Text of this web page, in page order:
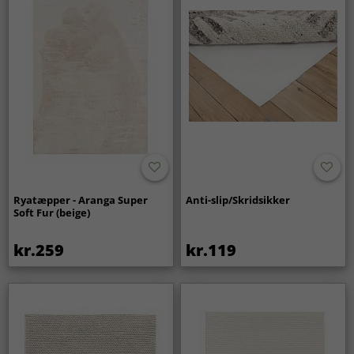
Ryatæpper - Aranga Super
Soft Fur (beige)
kr.259
Anti-slip/Skridsikker
kr.119